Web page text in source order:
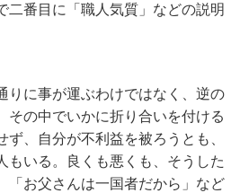
二番目に「職人気質」などの説明
に事が運ぶわけではなく、逆の
その中でいかに折り合いを付ける
、自分が不利益を被ろうとも、
もいる。良くも悪くも、そうした
「お父さんは一国者だから」など